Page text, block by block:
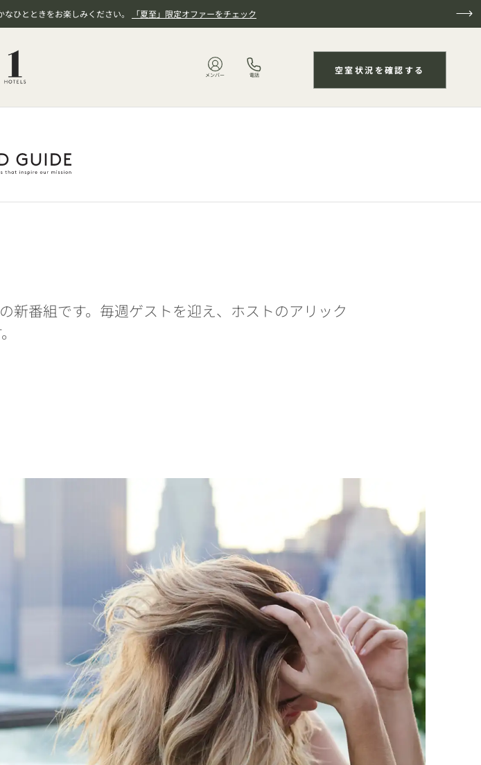
ひとときをお楽しみください。 「夏至」限定オファーをチェック
メンバー 電話 空室状況を確認する
新番組です。毎週ゲストを迎え、ホストのアリック